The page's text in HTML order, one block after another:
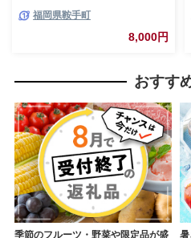
だもの 果物 福岡県 鞍手町【配
福岡県鞍手町
8,000円
おすす
季節のフルーツ・野菜や限定品が盛